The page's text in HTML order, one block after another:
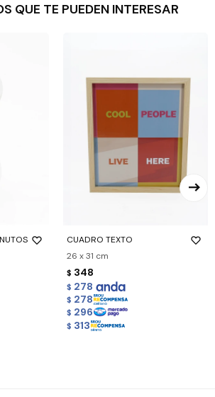
QUE TE PUEDEN INTERESAR
CUADRO TEXTO
26 x 31 cm
$ 348
$ 278
$ 278
$ 296
$ 313